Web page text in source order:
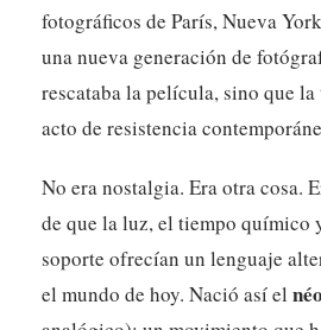
fotográficos de París, Nueva
una nueva generación de
rescataba la película, sino que
acto de resistencia
No era nostalgia. Era otra cosa.
de que la luz, el tiempo químico
soporte ofrecían un lenguaje
el mundo de hoy. Nació así el